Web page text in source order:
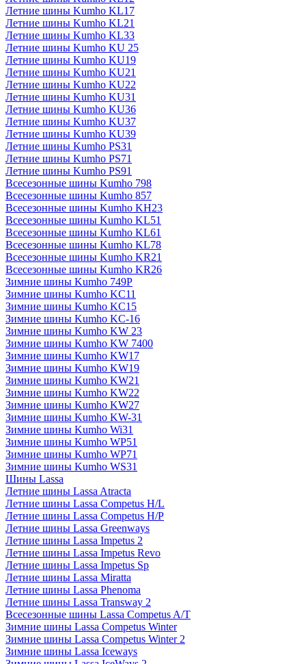
Летние шины Kumho KL17
Летние шины Kumho KL21
Летние шины Kumho KL33
Летние шины Kumho KU 25
Летние шины Kumho KU19
Летние шины Kumho KU21
Летние шины Kumho KU22
Летние шины Kumho KU31
Летние шины Kumho KU36
Летние шины Kumho KU37
Летние шины Kumho KU39
Летние шины Kumho PS31
Летние шины Kumho PS71
Летние шины Kumho PS91
Всесезонные шины Kumho 798
Всесезонные шины Kumho 857
Всесезонные шины Kumho KH23
Всесезонные шины Kumho KL51
Всесезонные шины Kumho KL61
Всесезонные шины Kumho KL78
Всесезонные шины Kumho KR21
Всесезонные шины Kumho KR26
Зимние шины Kumho 749P
Зимние шины Kumho KC11
Зимние шины Kumho KC15
Зимние шины Kumho KC-16
Зимние шины Kumho KW 23
Зимние шины Kumho KW 7400
Зимние шины Kumho KW17
Зимние шины Kumho KW19
Зимние шины Kumho KW21
Зимние шины Kumho KW22
Зимние шины Kumho KW27
Зимние шины Kumho KW-31
Зимние шины Kumho Wi31
Зимние шины Kumho WP51
Зимние шины Kumho WP71
Зимние шины Kumho WS31
Шины Lassa
Летние шины Lassa Atracta
Летние шины Lassa Competus H/L
Летние шины Lassa Competus H/P
Летние шины Lassa Greenways
Летние шины Lassa Impetus 2
Летние шины Lassa Impetus Revo
Летние шины Lassa Impetus Sp
Летние шины Lassa Miratta
Летние шины Lassa Phenoma
Летние шины Lassa Transway 2
Всесезонные шины Lassa Competus A/T
Зимние шины Lassa Competus Winter
Зимние шины Lassa Competus Winter 2
Зимние шины Lassa Iceways